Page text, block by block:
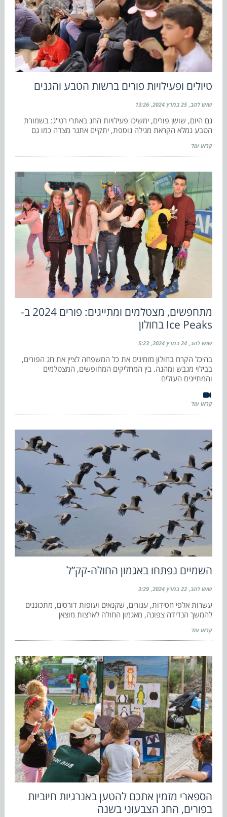
טיולים ופעילויות פורים ברשות הטבע והגנים
שוש להב 25 במרץ 2024 13:26
גם היום, שושן פורים, ימשיכו פעילויות החג באתרי רט"ג: בשמורת
הטבע גמלא הקראת מגילה נוספת, יתקיים אתגר מצדה כמו גם
קראו עוד
מתחפשים, מצטלמים ומתייגים: פורים 2024 ב-
Ice Peaks בחולון
שוש להב 24 במרץ 2024 5:23
בהיכל הקרח בחולון מזמינים את כל המשפחה לציין את חג הפורים,
בבילוי מגבש ומהנה. בין המחליקים המחופשים, המצטלמים
והמתייגים העולים
קראו עוד
השמיים נפתחו באגמון החולה-קק”ל
שוש להב 22 במרץ 2024 3:29
עשרות אלפי חסידות, עגורים, שקנאים ועופות דורסים, מתכוננים
להמשך הנדידה צפונה, מאגמון החולה לארצות מוצאן
קראו עוד
הספארי מזמין אתכם להטען באנרגיות חיוביות
בפורים, החג הצבעוני בשנה